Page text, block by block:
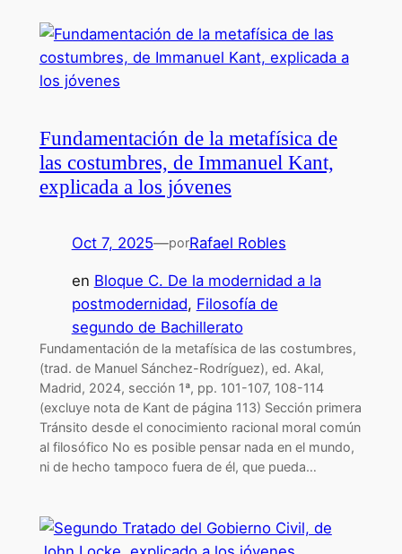
Fundamentación de la metafísica de
las costumbres, de Immanuel Kant,
explicada a los jóvenes
Oct 7, 2025—porRafael Robles
en Bloque C. De la modernidad a la
postmodernidad, Filosofía de
segundo de Bachillerato
Fundamentación de la metafísica de las costumbres,
(trad. de Manuel Sánchez-Rodríguez), ed. Akal,
Madrid, 2024, sección 1ª, pp. 101-107, 108-114
(excluye nota de Kant de página 113) Sección primera
Tránsito desde el conocimiento racional moral común
al filosófico No es posible pensar nada en el mundo,
ni de hecho tampoco fuera de él, que pueda…